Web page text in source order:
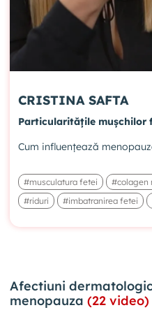
CRISTINA SAFTA
Particularitățile mușchilor
Cum influențează
#musculatura fetei #colagen
#riduri
#imbatranirea fetei
Afectiuni
menopauza (22 video)